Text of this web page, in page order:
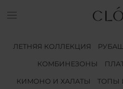
ЛЕТНЯЯ КОЛЛЕКЦИЯ
КОМБИНЕЗОНЫ
КИМОНО И ХАЛАТЫ
ТОПЫ